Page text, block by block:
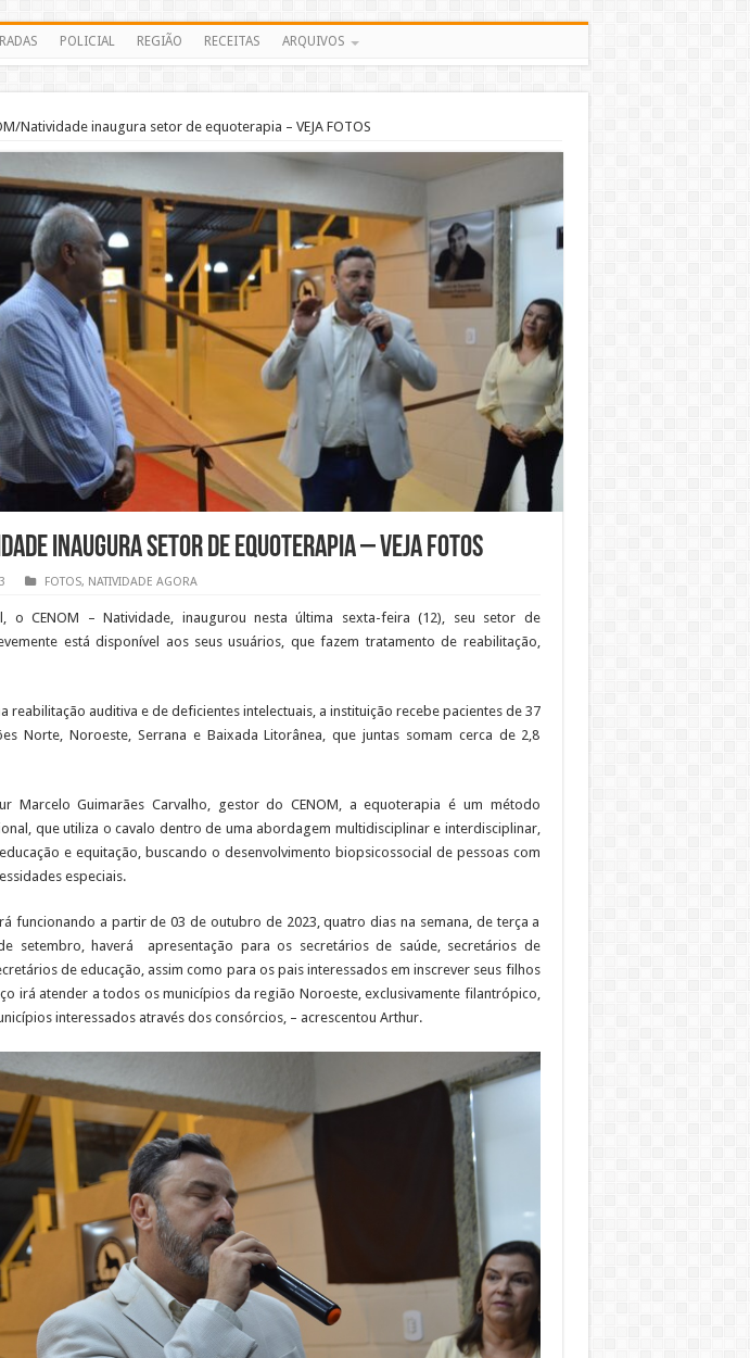
POLICIAL REGIÃO RECEITAS ARQUIVOS
Natividade inaugura setor de equoterapia – VEJA FOTOS
inaugura setor de equoterapia – VEJA FOTOS
FOTOS, NATIVIDADE AGORA
o CENOM – Natividade, inaugurou nesta última sexta-feira (12), seu setor de
está disponível aos seus usuários, que fazem tratamento de reabilitação,
reabilitação auditiva e de deficientes intelectuais, a instituição recebe pacientes de 37
Norte, Noroeste, Serrana e Baixada Litorânea, que juntas somam cerca de 2,8
Marcelo Guimarães Carvalho, gestor do CENOM, a equoterapia é um método
que utiliza o cavalo dentro de uma abordagem multidisciplinar e interdisciplinar,
e equitação, buscando o desenvolvimento biopsicossocial de pessoas com
especiais.
funcionando a partir de 03 de outubro de 2023, quatro dias na semana, de terça a
setembro, haverá apresentação para os secretários de saúde, secretários de
de educação, assim como para os pais interessados em inscrever seus filhos
irá atender a todos os municípios da região Noroeste, exclusivamente filantrópico,
interessados através dos consórcios, – acrescentou Arthur.